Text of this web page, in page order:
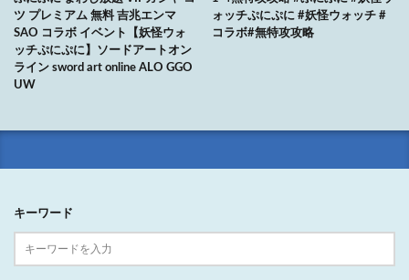
ツ プレミアム 無料 吉兆エンマ
SAO コラボ イベント【妖怪ウォ
ッチぷにぷに】ソードアートオン
ライン sword art online ALO GGO
UW
ォッチぷにぷに #妖怪ウォッチ #
コラボ#無特攻攻略
キーワード